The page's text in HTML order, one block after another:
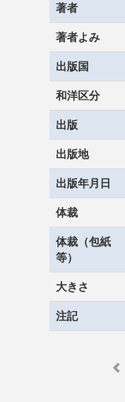
著者
著者よみ
出版国
和洋区分
出版
出版地
出版年月日
体裁
体裁（包紙
等）
大きさ
注記